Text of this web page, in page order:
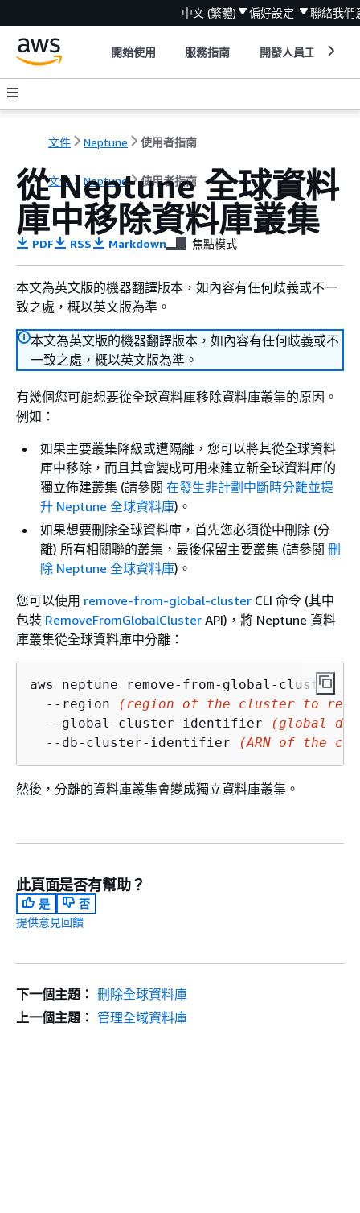
中文 (繁體) 偏好設定 聯絡我們
開始使用 服務指南 開發人員工具
文件 Neptune 使用者指南
文件 Neptune 使用者指南
從 Neptune 全球資料
庫中移除資料庫叢集
PDF RSS Markdown 焦點模式
本文為英文版的機器翻譯版本，如內容有任何歧義或不一
致之處，概以英文版為準。
本文為英文版的機器翻譯版本，如內容有任何歧義或不
一致之處，概以英文版為準。
有幾個您可能想要從全球資料庫移除資料庫叢集的原因。
例如：
如果主要叢集降級或遭隔離，您可以將其從全球資料
庫中移除，而且其會變成可用來建立新全球資料庫的
獨立佈建叢集 (請參閱 在發生非計劃中斷時分離並提
升 Neptune 全球資料庫)。
如果想要刪除全球資料庫，首先您必須從中刪除 (分
離) 所有相關聯的叢集，最後保留主要叢集 (請參閱 刪
除 Neptune 全球資料庫)。
您可以使用 remove-from-global-cluster CLI 命令 (其中
包裝 RemoveFromGlobalCluster API)，將 Neptune 資料
庫叢集從全球資料庫中分離：
aws neptune remove-from-global-cluster \
  --region
(region of the cluster to
  --global-cluster-identifier
(global
  --db-cluster-identifier
(ARN of the
然後，分離的資料庫叢集會變成獨立資料庫叢集。
此頁面是否有幫助？
是
否
提供意見回饋
下一個主題： 刪除全球資料庫
上一個主題： 管理全域資料庫